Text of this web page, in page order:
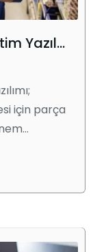
Parça ve Envanter Yönetim Yazılımı : İşletmenizde Verimliliği Artıran Güçlü Bir Araç
için parça